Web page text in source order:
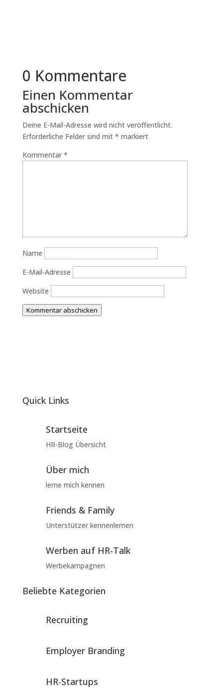
0 Kommentare
Einen Kommentar
abschicken
Deine E-Mail-Adresse wird nicht veröffentlicht.
Erforderliche Felder sind mit * markiert
Kommentar *
Name
E-Mail-Adresse
Website
Kommentar abschicken
Quick Links
Startseite
HR-Blog Übersicht
Über mich
lerne mich kennen
Friends & Family
Unterstützer kennenlernen
Werben auf HR-Talk
Werbekampagnen
Beliebte Kategorien
Recruiting
Employer Branding
HR-Startups